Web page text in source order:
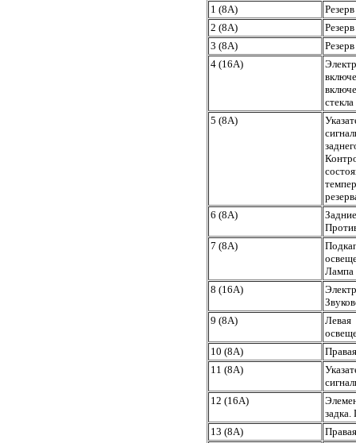
1 (8А)
Резерв
2 (8А)
Резерв
3 (8А)
Резерв
4 (16А)
5 (8А)
6 (8А)
7 (8А)
Лампа
8 (16А)
9 (8А)
10 (8А)
11 (8А)
12 (16А)
задка.
13 (8А)